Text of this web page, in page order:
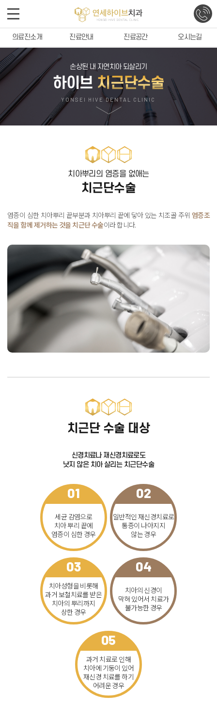
의료진소개 진료안내 진료공간 오시는길
손상된 내 자연치아 되살리기
하이브 치근단수술
YONSEI HIVE DENTAL CLINIC
치아뿌리의 염증을 없애는
치근단수술
염증이 심한 치아뿌리 끝부분과 치아뿌리 끝에 닿아 있는 치조골 주위 염증조
직을 함께 제거하는 것을 치근단 수술이라 합니다.
치근단 수술 대상
신경치료나 재신경치료로도
낫지 않은 치아 살리는 치근단수술
01
세균 감염으로
치아 뿌리 끝에
염증이 심한 경우
02
일반적인 재신경치료로
통증이 나아지지
않는 경우
03
치아성형을 비롯해
과거 보철치료를 받은
치아의 뿌리까지
상한 경우
04
치아의 신경이
막혀 있어서 치료가
불가능한 경우
05
과거 치료로 인해
치아에 기둥이 있어
재신경 치료를하기
어려운 경우